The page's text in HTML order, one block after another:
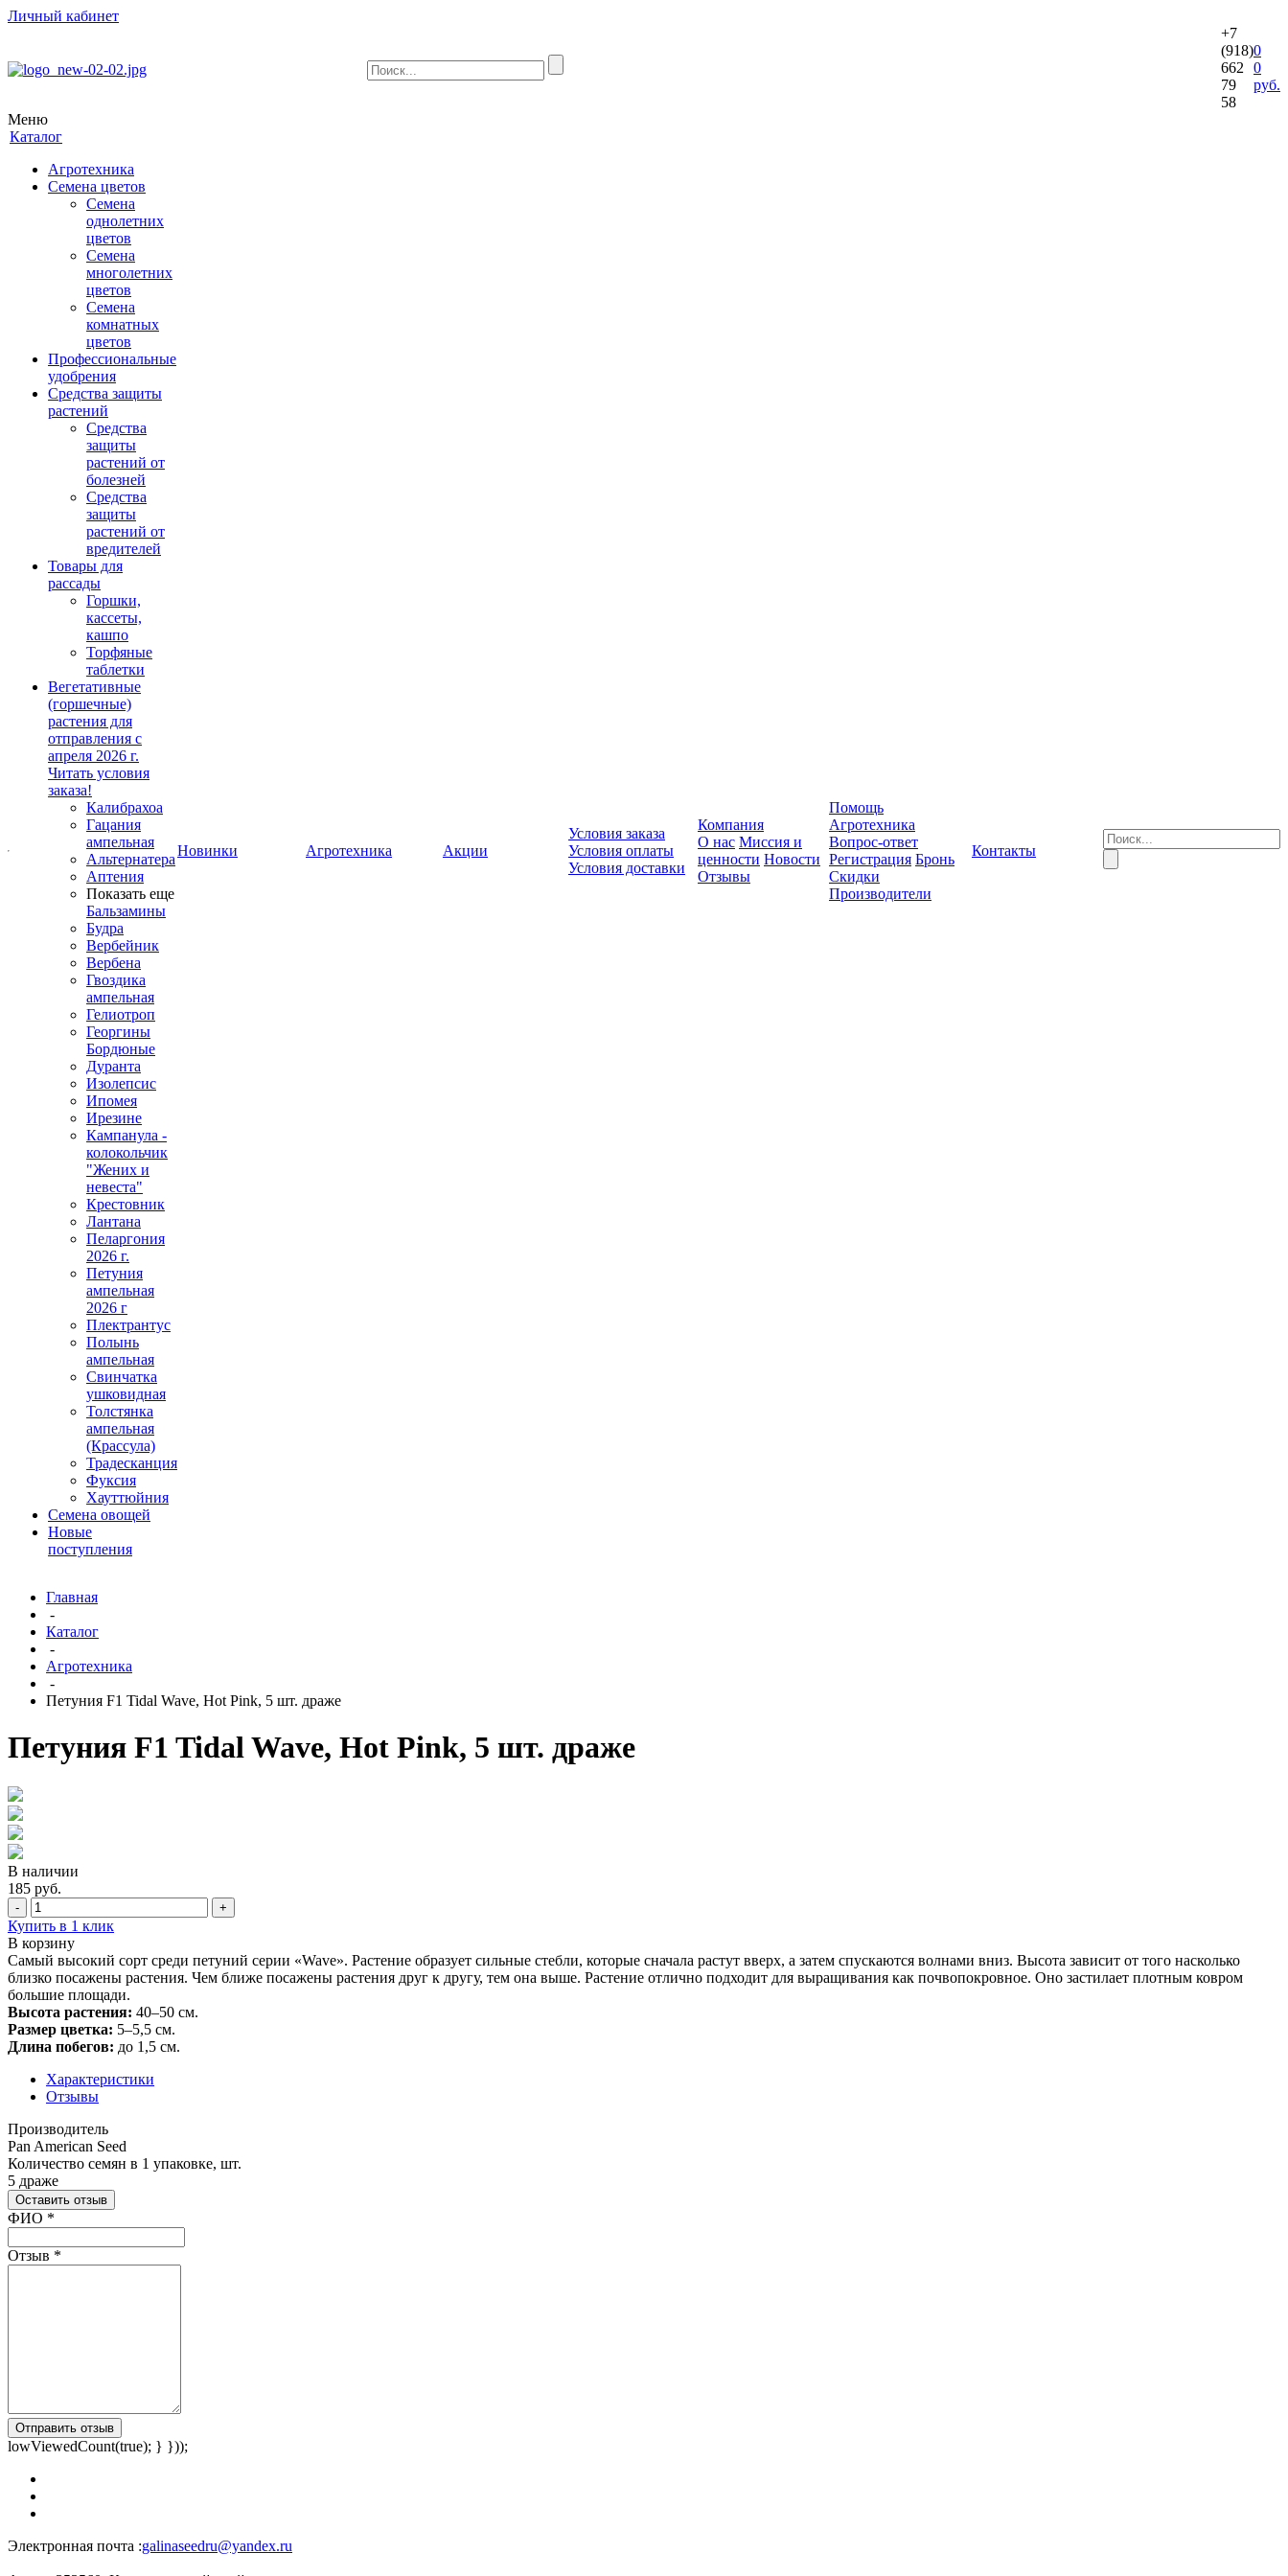
Личный кабинет
+7
(918)
662
79
58
0
0
руб.
Меню
Каталог
Агротехника
Семена цветов
Семена
однолетних
цветов
Семена
многолетних
цветов
Семена
комнатных
цветов
Профессиональные
удобрения
Средства защиты
растений
Средства
защиты
растений от
болезней
Средства
защиты
растений от
вредителей
Товары для
рассады
Горшки,
кассеты,
кашпо
Торфяные
таблетки
Вегетативные
(горшечные)
растения для
отправления с
апреля 2026 г.
Читать условия
заказа!
Калибрахоа
Гацания
ампельная
Альтернатера
Аптения
Показать еще
Бальзамины
Будра
Вербейник
Вербена
Гвоздика
ампельная
Гелиотроп
Георгины
Бордюные
Дуранта
Изолепсис
Ипомея
Ирезине
Кампанула -
колокольчик
"Жених и
невеста"
Крестовник
Лантана
Пеларгония
2026 г.
Петуния
ампельная
2026 г
Плектрантус
Полынь
ампельная
Свинчатка
ушковидная
Толстянка
ампельная
(Крассула)
Традесканция
Фуксия
Хауттюйния
Семена овощей
Новые
поступления
Новинки Агротехника Акции
Условия заказа
Условия оплаты
Условия доставки
Компания
О нас Миссия и
ценности Новости
Отзывы
Помощь
Агротехника
Вопрос-ответ
Регистрация Бронь
Скидки
Производители
Контакты
Главная
-
Каталог
-
Агротехника
-
Петуния F1 Tidal Wave, Hot Pink, 5 шт. драже
Петуния F1 Tidal Wave, Hot Pink, 5 шт. драже
В наличии
185 руб.
- +
Купить в 1 клик
В корзину
Самый высокий сорт среди петуний серии «Wave». Растение образует сильные стебли, которые сначала растут вверх, а затем спускаются волнами вниз. Высота зависит от того насколько
близко посажены растения. Чем ближе посажены растения друг к другу, тем она выше. Растение отлично подходит для выращивания как почвопокровное. Оно застилает плотным ковром
большие площади.
Высота растения: 40–50 см.
Размер цветка: 5–5,5 см.
Длина побегов: до 1,5 см.
Характеристики
Отзывы
Производитель
Pan American Seed
Количество семян в 1 упаковке, шт.
5 драже
Оставить отзыв
Ваш отзыв был отправлен!
ФИО *
Отзыв *
Отправить отзыв
lowViewedCount(true); } }));
Электронная почта :galinaseedru@yandex.ru